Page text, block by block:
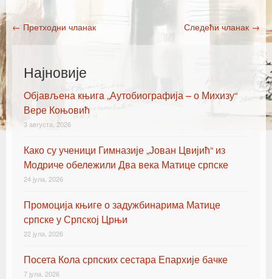
Post navigation
Следећи чланак →
← Претходни чланак
Најновије
Oбјављена књигa „Аутобиографија – о Михизу“
Вере Коњовић
3 августа, 2026
Како су ученици Гимназије „Јован Цвијић“ из
Модриче обележили Два века Матице српске
24 јула, 2026
Промоција књиге о задужбинарима Матице
српске у Српској Црњи
22 јула, 2026
Посета Кола српских сестара Епархије бачке
7 јула, 2026